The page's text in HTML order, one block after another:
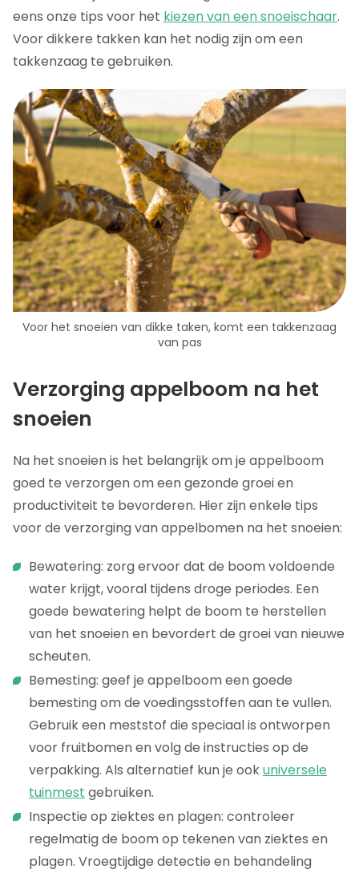
eens onze tips voor het kiezen van een snoeischaar.
Voor dikkere takken kan het nodig zijn om een
takkenzaag te gebruiken.
Voor het snoeien van dikke taken, komt een takkenzaag
van pas
Verzorging appelboom na het
snoeien
Na het snoeien is het belangrijk om je appelboom
goed te verzorgen om een gezonde groei en
productiviteit te bevorderen. Hier zijn enkele tips
voor de verzorging van appelbomen na het snoeien:
Bewatering: zorg ervoor dat de boom voldoende
water krijgt, vooral tijdens droge periodes. Een
goede bewatering helpt de boom te herstellen
van het snoeien en bevordert de groei van nieuwe
scheuten.
Bemesting: geef je appelboom een goede
bemesting om de voedingsstoffen aan te vullen.
Gebruik een meststof die speciaal is ontworpen
voor fruitbomen en volg de instructies op de
verpakking. Als alternatief kun je ookuniversele
tuinmest gebruiken.
Inspectie op ziektes en plagen: controleer
regelmatig de boom op tekenen van ziektes en
plagen. Vroegtijdige detectie en behandeling